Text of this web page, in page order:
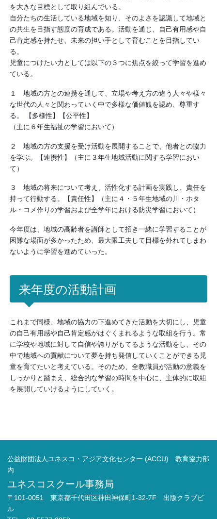
を大きな目標として取り組んでいる。
自分たちの生活している地域を知り、そのよさを認識して地域と
の共生を目指す態度の育成である。活動を通じ、自己有用感や自
己肯定感を持たせ、未来の担い手として育むことを目指してい
る。
児童につけたい力としては以下の３つに焦点を絞って学習を進め
ている。
１ 地域の方との連携を通して、立場や考え方の違う人々や様々
な世代の人々と関わっていく中で多様な価値観を認め、尊重す
る。 【多様性】【公平性】
（主に６年生福祉の学習において）
２ 地域の方の支援を受け活動を展開することで、他者との協力
を学ぶ。【連携性】（主に３年生地域活動に関する学習におい
て）
３ 地域の将来について考え、活性化する計画を実践し、責任を
持って行動する。【責任性】（主に４・５年生地域の川・ホタ
ル・コメ作りの学習および全学年における防災学習において）
今年度は、地域の高齢者を講師として招き一緒に学習することが
困難な場面が多かったため、最大限工夫して目標を外れてしまわ
ないように学習を進めていった。
来年度の活動計画
これまで同様、地域の協力の下進めてきた活動を大切にし、児童
の自己有用感や自己肯定感がはぐくまれるような取組を行う。常
に学校や地域に対して自信や誇りがもてるような活動をし、その
中で地域への貢献について夢を持ち発信していくことができる児
童を育てたいと考えている。そのため、全教職員が活動の意義を
しっかりと踏まえ、総合的な学習の時間を中心に、主体的に取組
を展開していけるようにしていく。
公益財団法人ユネスコ・アジア文化センター (ACCU) 教育協力部
内
ユネスコスクール事務局
〒101-0051 東京都千代田区神田神保町1-32-7F 出版クラブビ
ル